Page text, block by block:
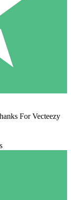
For Vecteezy